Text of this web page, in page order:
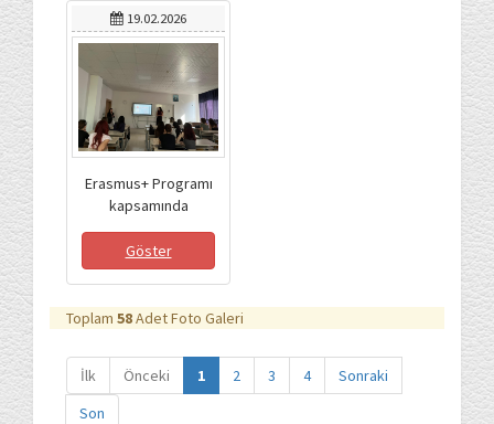
19.02.2026
Erasmus+ Programı
kapsamında
fakültemizi ziyaret
Göster
Toplam 58Adet Foto Galeri
İlk Önceki 1 2 3 4
Sonraki
Son